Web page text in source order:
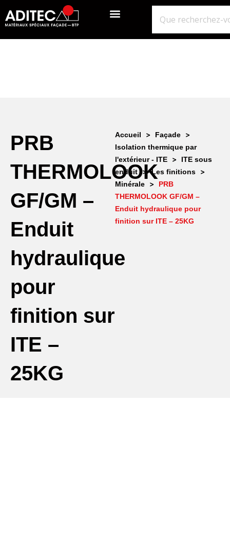
PRB
THERMOLOOK
GF/GM –
Enduit
hydraulique
pour
finition sur
ITE –
25KG
Accueil > Façade >
Isolation thermique par
l'extérieur - ITE
>
ITE sous
enduit > Les finitions >
Minérale >
PRB
THERMOLOOK GF/GM –
Enduit hydraulique pour
finition sur ITE – 25KG